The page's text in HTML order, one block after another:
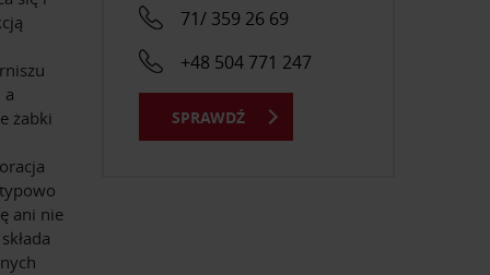
a
żabki
ani nie
71/ 359 26 69
+48 504 771 247
SPRAWDŹ